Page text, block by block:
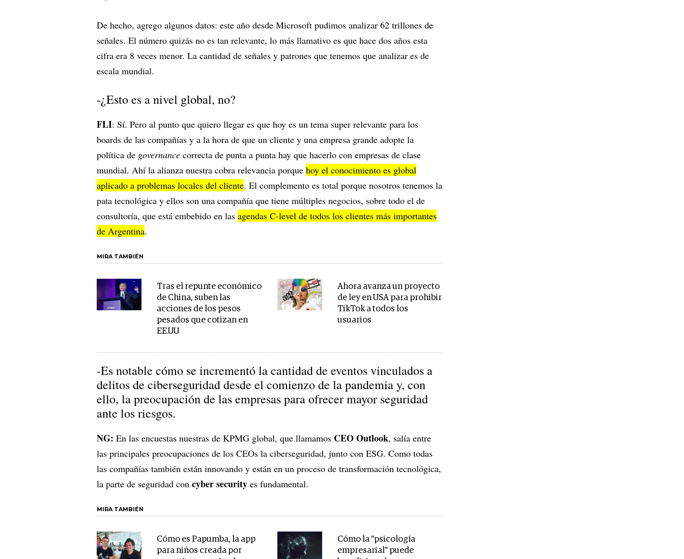
De hecho, agrego algunos datos: este año desde Microsoft pudimos analizar 62 trillones de
señales. El número quizás no es tan relevante, lo más llamativo es que hace dos años esta
cifra era 8 veces menor. La cantidad de señales y patrones que tenemos que analizar es de
escala mundial.
-¿Esto es a nivel global, no?
FLI: Sí. Pero al punto que quiero llegar es que hoy es un tema super relevante para los
boards de las compañías y a la hora de que un cliente y una empresa grande adopte la
política de governance correcta de punta a punta hay que hacerlo con empresas de clase
mundial. Ahí la alianza nuestra cobra relevancia porque hoy el conocimiento es global
aplicado a problemas locales del cliente. El complemento es total porque nosotros tenemos la
pata tecnológica y ellos son una compañía que tiene múltiples negocios, sobre todo el de
consultoría, que está embebido en las agendas C-level de todos los clientes más importantes
de Argentina.
MIRA TAMBIÉN
Tras el repunte económico
de China, suben las
acciones de los pesos
pesados que cotizan en
EE.UU
Ahora avanza un proyecto
de ley en USA para prohibir
TikTok a todos los
usuarios
-Es notable cómo se incrementó la cantidad de eventos vinculados a
delitos de ciberseguridad desde el comienzo de la pandemia y, con
ello, la preocupación de las empresas para ofrecer mayor seguridad
ante los riesgos.
NG: En las encuestas nuestras de KPMG global, que llamamos CEO Outlook, salía entre
las principales preocupaciones de los CEOs la ciberseguridad, junto con ESG. Como todas
las compañías también están innovando y están en un proceso de transformación tecnológica,
la parte de seguridad con cyber security es fundamental.
MIRA TAMBIÉN
Cómo es Papumba, la app
para niños creada por
Cómo la "psicología
empresarial" puede